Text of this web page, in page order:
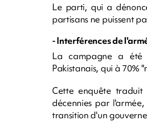
Le parti, qui a
partisans ne puissent
- Interférences de
La campagne a été
Pakistanais, qui à 70%
Cette enquête
décennies par
transition d'un